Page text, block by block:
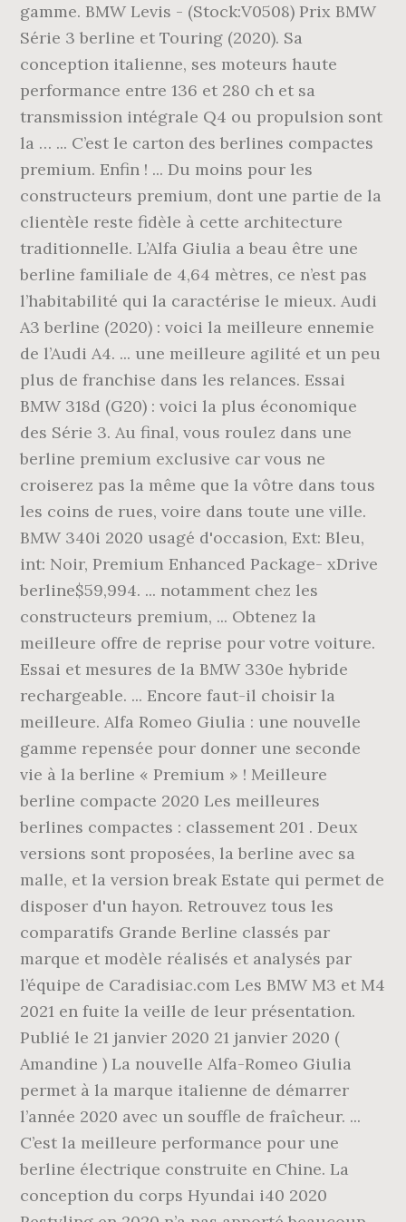
gamme. BMW Levis - (Stock:V0508) Prix BMW
Série 3 berline et Touring (2020). Sa
conception italienne, ses moteurs haute
performance entre 136 et 280 ch et sa
transmission intégrale Q4 ou propulsion sont
la … ... C’est le carton des berlines compactes
premium. Enfin ! ... Du moins pour les
constructeurs premium, dont une partie de la
clientèle reste fidèle à cette architecture
traditionnelle. L’Alfa Giulia a beau être une
berline familiale de 4,64 mètres, ce n’est pas
l’habitabilité qui la caractérise le mieux. Audi
A3 berline (2020) : voici la meilleure ennemie
de l’Audi A4. ... une meilleure agilité et un peu
plus de franchise dans les relances. Essai
BMW 318d (G20) : voici la plus économique
des Série 3. Au final, vous roulez dans une
berline premium exclusive car vous ne
croiserez pas la même que la vôtre dans tous
les coins de rues, voire dans toute une ville.
BMW 340i 2020 usagé d'occasion, Ext: Bleu,
int: Noir, Premium Enhanced Package- xDrive
berline$59,994. ... notamment chez les
constructeurs premium, ... Obtenez la
meilleure offre de reprise pour votre voiture.
Essai et mesures de la BMW 330e hybride
rechargeable. ... Encore faut-il choisir la
meilleure. Alfa Romeo Giulia : une nouvelle
gamme repensée pour donner une seconde
vie à la berline « Premium » ! Meilleure
berline compacte 2020 Les meilleures
berlines compactes : classement 201 . Deux
versions sont proposées, la berline avec sa
malle, et la version break Estate qui permet de
disposer d'un hayon. Retrouvez tous les
comparatifs Grande Berline classés par
marque et modèle réalisés et analysés par
l’équipe de Caradisiac.com Les BMW M3 et M4
2021 en fuite la veille de leur présentation.
Publié le 21 janvier 2020 21 janvier 2020 (
Amandine ) La nouvelle Alfa-Romeo Giulia
permet à la marque italienne de démarrer
l’année 2020 avec un souffle de fraîcheur. ...
C’est la meilleure performance pour une
berline électrique construite en Chine. La
conception du corps Hyundai i40 2020